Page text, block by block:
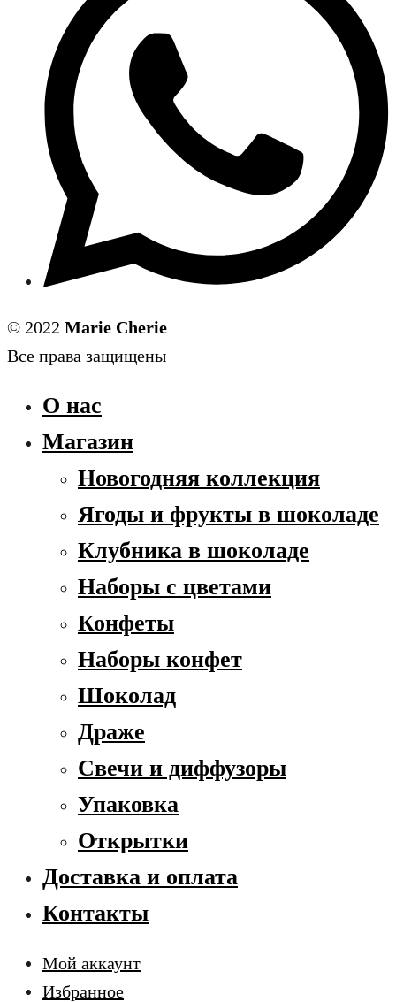
© 2022 Marie Cherie
Все права защищены
О нас
Магазин
Новогодняя коллекция
Ягоды и фрукты в шоколаде
Клубника в шоколаде
Наборы с цветами
Конфеты
Наборы конфет
Шоколад
Драже
Свечи и диффузоры
Упаковка
Открытки
Доставка и оплата
Контакты
Мой аккаунт
Избранное